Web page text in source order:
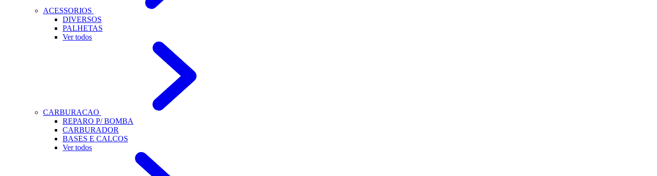
ACESSORIOS
DIVERSOS
PALHETAS
Ver todos
CARBURACAO
REPARO P/ BOMBA
CARBURADOR
BASES E CALCOS
Ver todos